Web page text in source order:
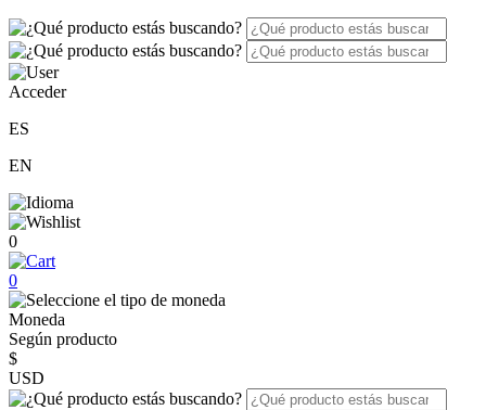
Acceder
ES
EN
0
0
Moneda
Según producto
$
USD